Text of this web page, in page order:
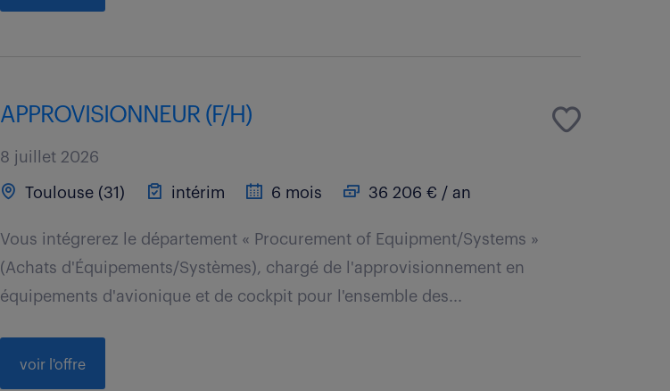
APPROVISIONNEUR (F/H)
8 juillet 2026
Toulouse (31) intérim 6 mois 36 206 € / an
Vous intégrerez le département « Procurement of Equipment/Systems »
(Achats d'Équipements/Systèmes), chargé de l'approvisionnement en
équipements d'avionique et de cockpit pour l'ensemble des...
voir l'offre